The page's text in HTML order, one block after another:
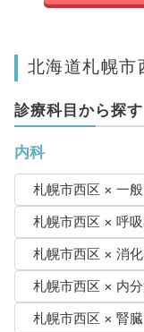
北海道札幌市
診療科目から探す
内科
札幌市西区 × 一
札幌市西区 × 呼
札幌市西区 × 消
札幌市西区 × 内
札幌市西区 × 腎